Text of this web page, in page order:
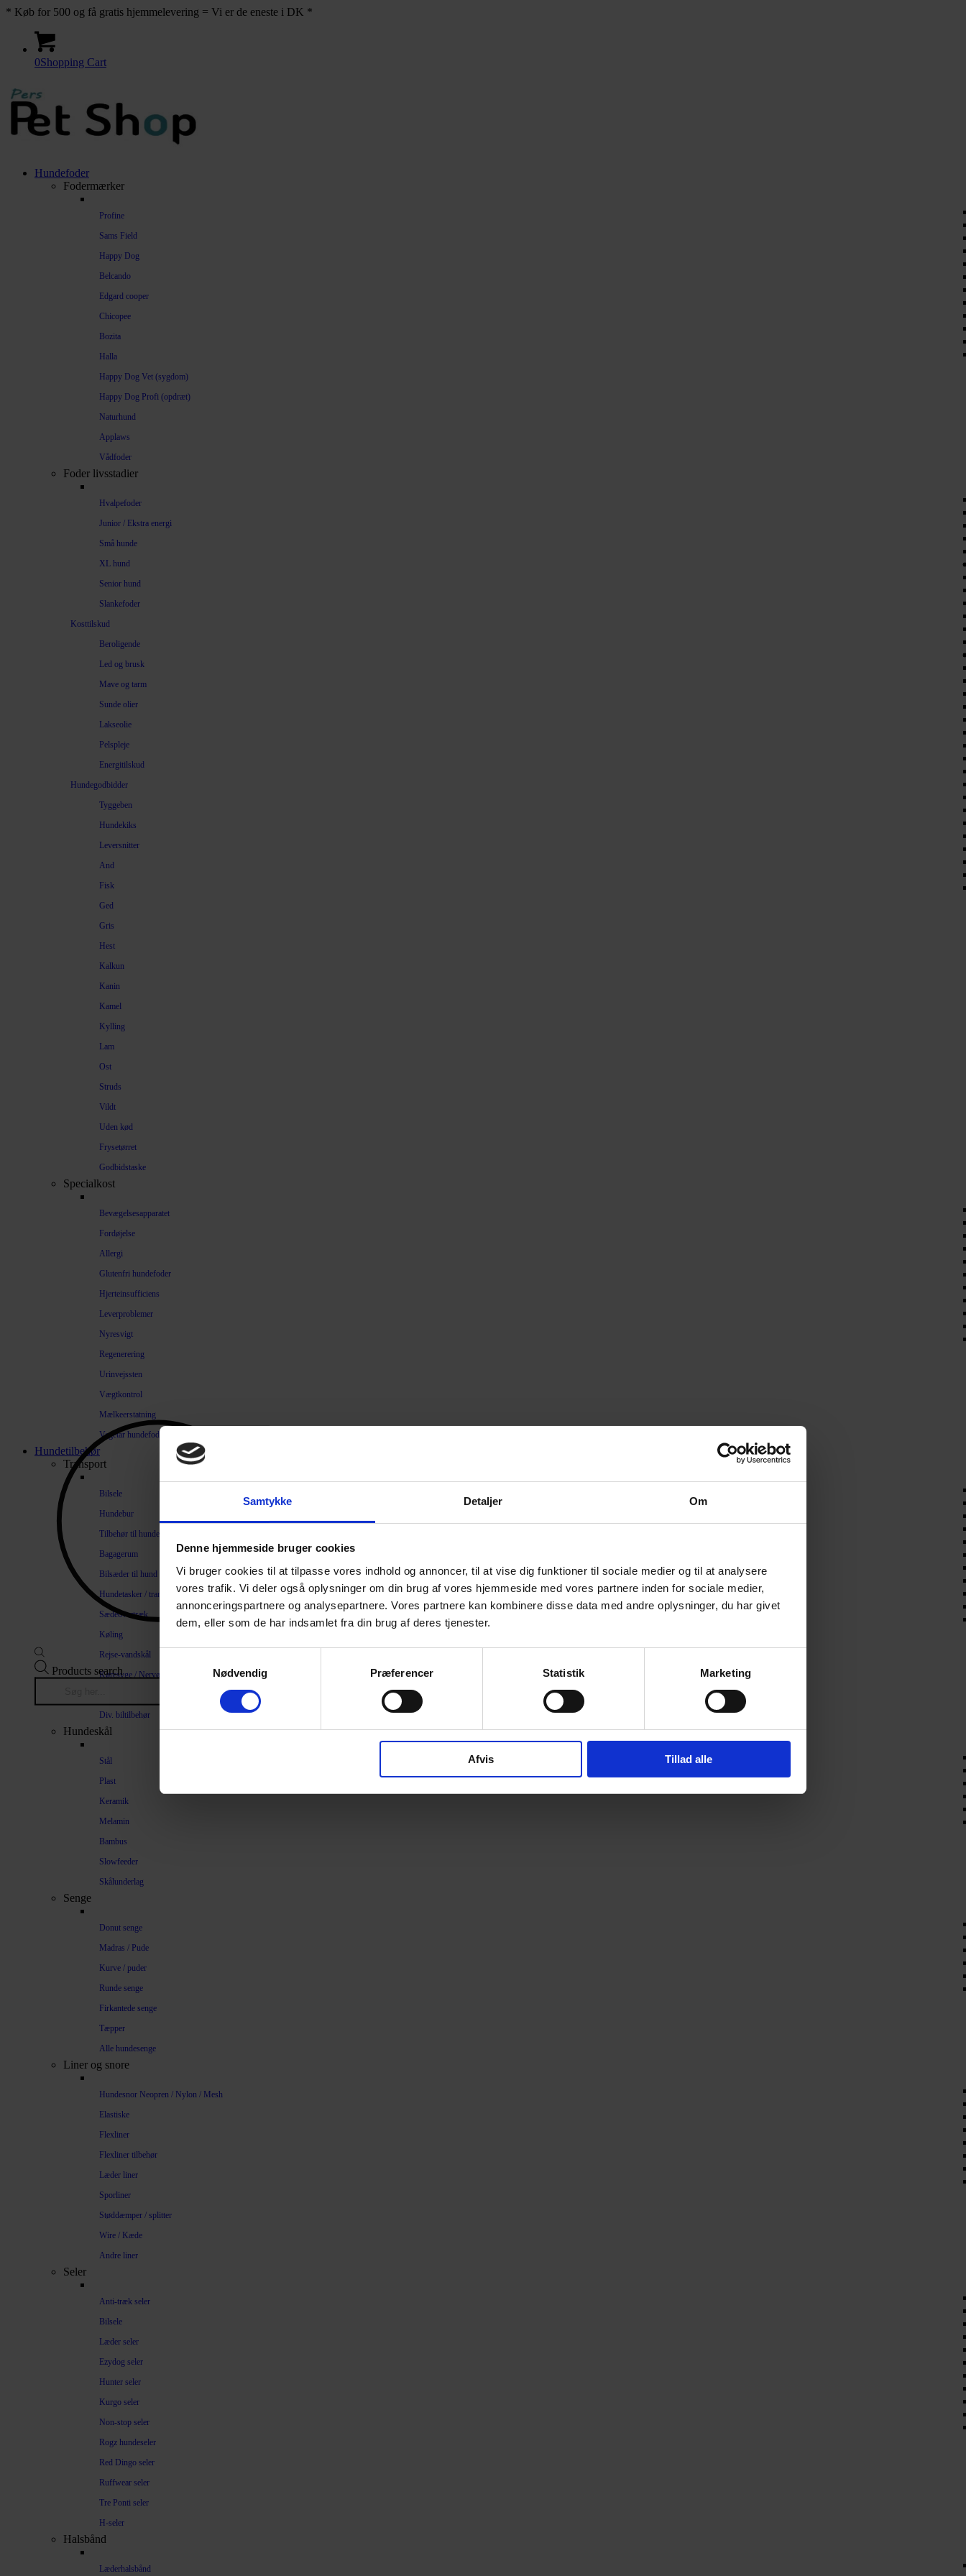
Samtykke Detaljer Om
Denne hjemmeside bruger cookies
Vi bruger cookies til at tilpasse vores indhold og annoncer, til at vise dig funktioner til sociale medier og til at analysere
vores trafik. Vi deler også oplysninger om din brug af vores hjemmeside med vores partnere inden for sociale medier,
annonceringspartnere og analysepartnere. Vores partnere kan kombinere disse data med andre oplysninger, du har givet
dem, eller som de har indsamlet fra din brug af deres tjenester.
Nødvendig
Præferencer Statistik Marketing
Afvis Tillad alle
* Køb for 500 og få gratis hjemmelevering = Vi er de eneste i DK *
0Shopping Cart
Hundefoder
Fodermærker
Profine
Sams Field
Happy Dog
Belcando
Edgard cooper
Chicopee
Bozita
Halla
Happy Dog Vet (sygdom)
Happy Dog Profi (opdræt)
Naturhund
Applaws
Vådfoder
Foder livsstadier
Hvalpefoder
Junior / Ekstra energi
Små hunde
XL hund
Senior hund
Slankefoder
Kosttilskud
Beroligende
Led og brusk
Mave og tarm
Sunde olier
Lakseolie
Pelspleje
Energitilskud
Hundegodbidder
Tyggeben
Hundekiks
Leversnitter
And
Fisk
Ged
Gris
Hest
Kalkun
Kanin
Kamel
Kylling
Lam
Ost
Struds
Vildt
Uden kød
Frysetørret
Godbidstaske
Specialkost
Bevægelsesapparatet
Fordøjelse
Allergi
Glutenfri hundefoder
Hjerteinsufficiens
Leverproblemer
Nyresvigt
Regenerering
Urinvejssten
Vægtkontrol
Mælkeerstatning
Vegetar hundefoder
Hundetilbehør
Transport
Bilsele
Hundebur
Tilbehør til hundebure
Bagagerum
Bilsæder til hund
Hundetasker / transportkasser
Sædeovertræk
Køling
Rejse-vandskål
Køresyge / Nervøsitet
Div. biltilbehør
Hundeskål
Stål
Plast
Keramik
Melamin
Bambus
Slowfeeder
Skålunderlag
Senge
Donut senge
Madras / Pude
Kurve / puder
Runde senge
Firkantede senge
Tæpper
Alle hundesenge
Liner og snore
Hundesnor Neopren / Nylon / Mesh
Elastiske
Flexliner
Flexliner tilbehør
Læder liner
Sporliner
Støddæmper / splitter
Wire / Kæde
Andre liner
Seler
Anti-træk seler
Bilsele
Læder seler
Ezydog seler
Hunter seler
Kurgo seler
Non-stop seler
Rogz hundeseler
Red Dingo seler
Ruffwear seler
Tre Ponti seler
H-seler
Halsbånd
Læderhalsbånd
Products search